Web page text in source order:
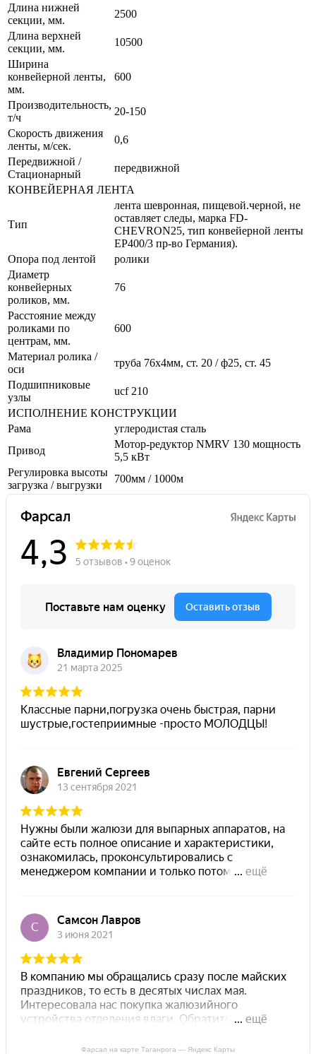
Длина нижней
секции, мм.
2500
Длина верхней
секции, мм.
10500
Ширина
конвейерной ленты,
мм.
600
Производительность,
т/ч
20-150
Скорость движения
ленты, м/сек.
0,6
Передвижной /
Стационарный
передвижной
КОНВЕЙЕРНАЯ ЛЕНТА
Тип
лента шевронная, пищевой.черной, не
оставляет следы, марка FD-
CHEVRON25, тип конвейерной ленты
ЕР400/3 пр-во Германия).
Опора под лентой
ролики
Диаметр
конвейерных
роликов, мм.
76
Расстояние между
роликами по
центрам, мм.
600
Материал ролика /
оси
труба 76х4мм, ст. 20 / ф25, ст. 45
Подшипниковые
узлы
ucf 210
ИСПОЛНЕНИЕ КОНСТРУКЦИИ
Рама
углеродистая сталь
Привод
Мотор-редуктор NMRV 130 мощность
5,5 кВт
Регулировка высоты
загрузка / выгрузки
700мм / 1000м
Фарсал на карте Таганрога — Яндекс Карты